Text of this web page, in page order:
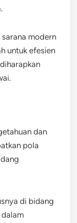
modern
untuk efesien
dan
pola
di bidang